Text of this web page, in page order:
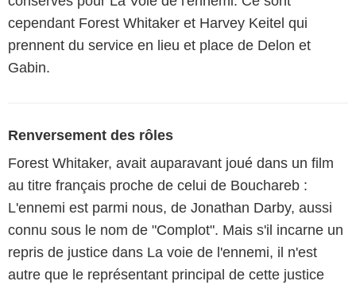
cependant Forest Whitaker et Harvey Keitel qui
prennent du service en lieu et place de Delon et
Gabin.
Renversement des rôles
Forest Whitaker, avait auparavant joué dans un film
au titre français proche de celui de Bouchareb :
L'ennemi est parmi nous, de Jonathan Darby, aussi
connu sous le nom de "Complot". Mais s'il incarne un
repris de justice dans La voie de l'ennemi, il n'est
autre que le représentant principal de cette justice